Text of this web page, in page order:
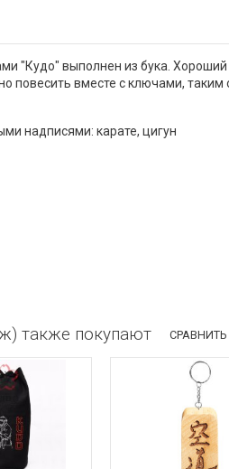
"Кудо" выполнен из бука.
повесить вместе с ключами,
надписями: карате, цигун
также покупают СРАВНИТЬ